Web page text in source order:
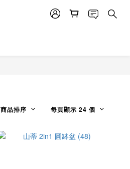
商品排序 每頁顯示 24 個